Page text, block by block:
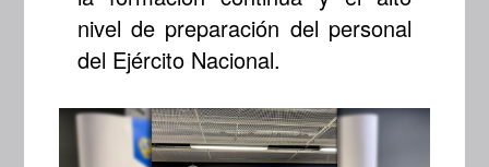
nivel de preparación del personal
del Ejército Nacional.